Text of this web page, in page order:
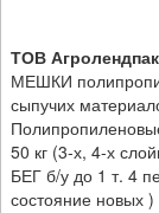
ТОВ Агролендпак
МЕШКИ
сыпучих
50 кг (3-х, 4-х
БЕГ б/у до 1 т. 4
состояние новых